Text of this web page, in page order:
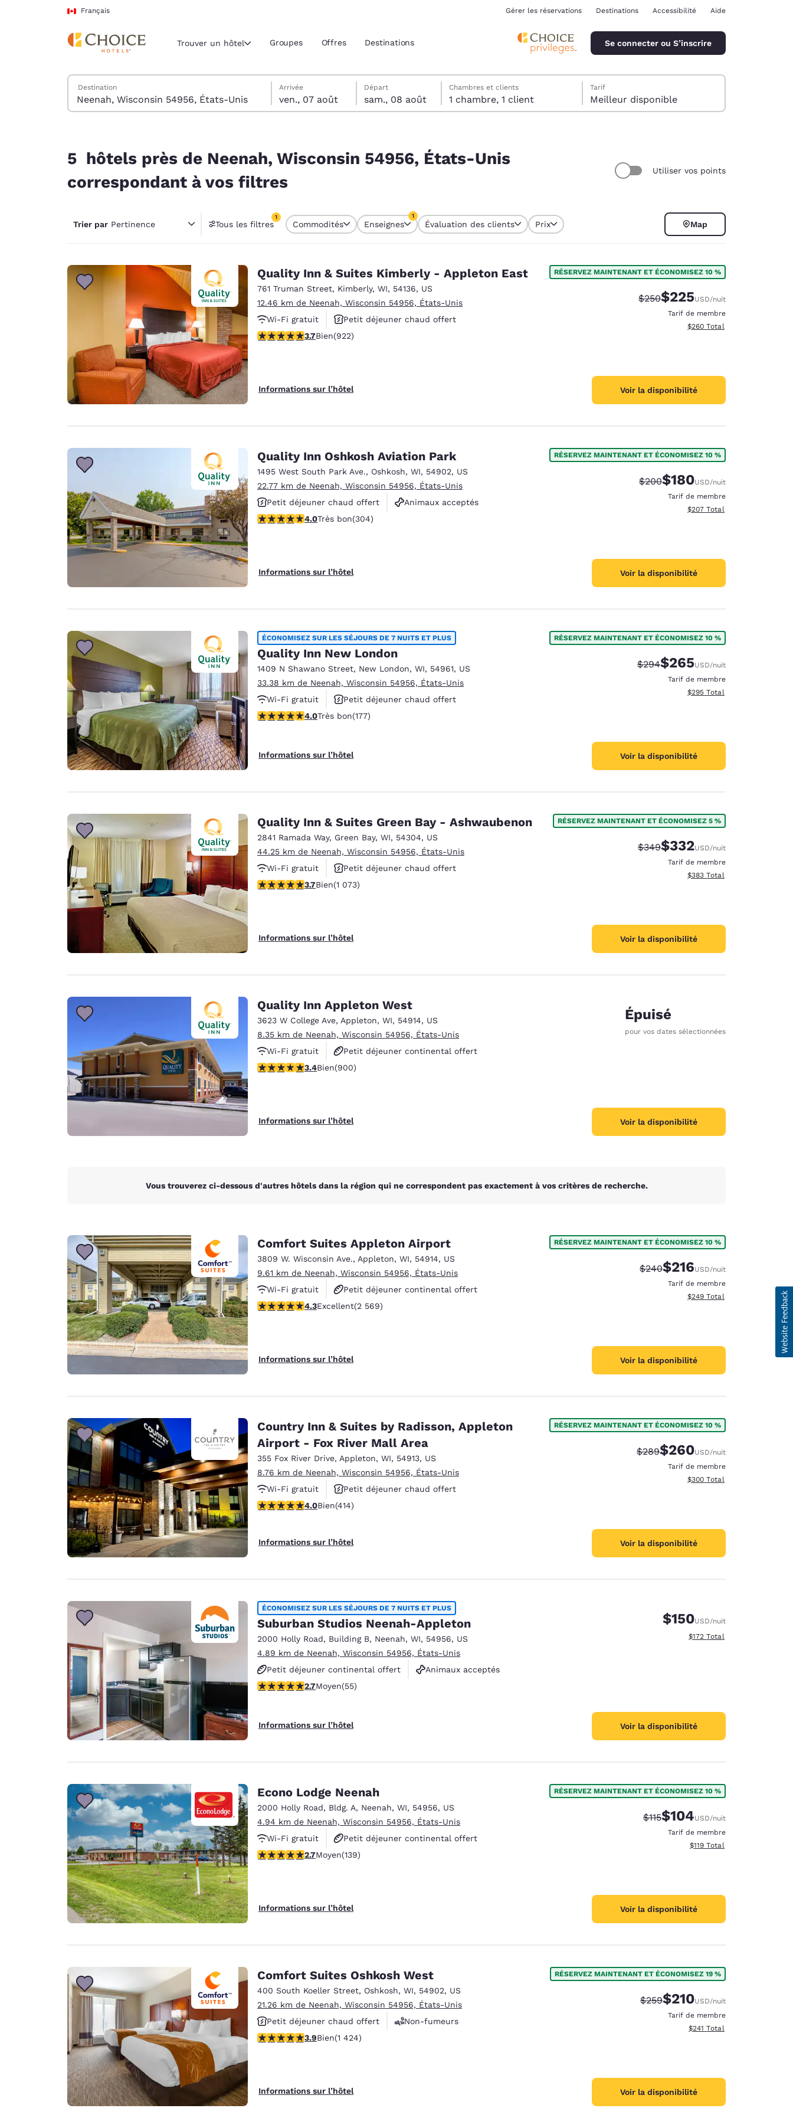
Passer à Contenu Principal
Français
Région et emplacement actuels
Amériques
United States
América Latina Latin America Canada
Canada
Español English
Europe
Deutschland
Deutsch
Germany
Spain
English
Ireland
Asie-Pacifique
Australia
English
India
English
Gérer les réservations Destinations Accessibilité Aide
Trouver un hôtel Groupes Offres Destinations Se connecter ou S’inscrire
Trouver des hôtels
Destination
vendredi 7 août
Arrivée
ven., 07 août
samedi 8 août
Départ
sam., 08 août
Date de départ sélectionnée au samedi 8 août
Date d’arrivée sélectionnée au vendredi 7 août
Chambres et clients
1 chambre, 1 client
Tarif
Meilleur disponible
5 hôtels près de Neenah, Wisconsin 54956, États-Unis
correspondant à vos filtres
Utiliser vos points
Trier par Pertinence Tous les filtres
1
1 filtre actuellement sélectionné
Commodités Enseignes
1
Évaluation des clients Prix Map
Quality Inn & Suites Kimberly - Appleton East
761 Truman Street, Kimberly, WI, 54136, US
12.46 km de Neenah, Wisconsin 54956, États-Unis
Wi-Fi gratuit
Petit déjeuner chaud offert
Animaux acceptés
3.74 étoiles. Bien. 922 commentaires
3.7Bien(922)
Informations sur l’hôtel
RÉSERVEZ MAINTENANT ET ÉCONOMISEZ 10 %
Tarif barré :
$250Tarif réduit :
$225USD/nuit
Tarif de membre
Afficher les détails totaux
$260 Total
Voir la disponibilité
Quality Inn Oshkosh Aviation Park
1495 West South Park Ave., Oshkosh, WI, 54902, US
22.77 km de Neenah, Wisconsin 54956, États-Unis
Petit déjeuner chaud offert
Animaux acceptés
Non-fumeurs
4.01 étoiles. Très bon. 304 commentaires
4.0Très bon(304)
Informations sur l’hôtel
RÉSERVEZ MAINTENANT ET ÉCONOMISEZ 10 %
Tarif barré :
$200Tarif réduit :
$180USD/nuit
Tarif de membre
Afficher les détails totaux
$207 Total
Voir la disponibilité
ÉCONOMISEZ SUR LES SÉJOURS DE 7 NUITS ET PLUS
Quality Inn New London
1409 N Shawano Street, New London, WI, 54961, US
33.38 km de Neenah, Wisconsin 54956, États-Unis
Wi-Fi gratuit
Petit déjeuner chaud offert
Animaux acceptés
4.03 étoiles. Très bon. 177 commentaires
4.0Très bon(177)
Informations sur l’hôtel
RÉSERVEZ MAINTENANT ET ÉCONOMISEZ 10 %
Tarif barré :
$294Tarif réduit :
$265USD/nuit
Tarif de membre
Afficher les détails totaux
$295 Total
Voir la disponibilité
Quality Inn & Suites Green Bay - Ashwaubenon
2841 Ramada Way, Green Bay, WI, 54304, US
44.25 km de Neenah, Wisconsin 54956, États-Unis
Wi-Fi gratuit
Petit déjeuner chaud offert
Animaux acceptés
3.66 étoiles. Bien. 1073 commentaires
3.7Bien(1 073)
Informations sur l’hôtel
RÉSERVEZ MAINTENANT ET ÉCONOMISEZ 5 %
Tarif barré :
$349Tarif réduit :
$332USD/nuit
Tarif de membre
Afficher les détails totaux
$383 Total
Voir la disponibilité
Quality Inn Appleton West
3623 W College Ave, Appleton, WI, 54914, US
8.35 km de Neenah, Wisconsin 54956, États-Unis
Wi-Fi gratuit
Petit déjeuner continental offert
Animaux acceptés
3.41 étoiles. Bien. 900 commentaires
3.4Bien(900)
Informations sur l’hôtel
Épuisé
pour vos dates sélectionnées
Voir la disponibilité
Vous trouverez ci-dessous d'autres hôtels dans la région qui ne correspondent pas exactement à vos critères de recherche.
Comfort Suites Appleton Airport
3809 W. Wisconsin Ave., Appleton, WI, 54914, US
9.61 km de Neenah, Wisconsin 54956, États-Unis
Wi-Fi gratuit
Petit déjeuner continental offert
Petit déjeuner chaud offert
4.25 étoiles. Excellent. 2569 commentaires
4.3Excellent(2 569)
Informations sur l’hôtel
RÉSERVEZ MAINTENANT ET ÉCONOMISEZ 10 %
Tarif barré :
$240Tarif réduit :
$216USD/nuit
Tarif de membre
Afficher les détails totaux
$249 Total
Voir la disponibilité
Country Inn & Suites by Radisson, Appleton
Airport - Fox River Mall Area
355 Fox River Drive, Appleton, WI, 54913, US
8.76 km de Neenah, Wisconsin 54956, États-Unis
Wi-Fi gratuit
Petit déjeuner chaud offert
Animaux acceptés
3.96 étoiles. Bien. 414 commentaires
4.0Bien(414)
Informations sur l’hôtel
RÉSERVEZ MAINTENANT ET ÉCONOMISEZ 10 %
Tarif barré :
$289Tarif réduit :
$260USD/nuit
Tarif de membre
Afficher les détails totaux
$300 Total
Voir la disponibilité
ÉCONOMISEZ SUR LES SÉJOURS DE 7 NUITS ET PLUS
Suburban Studios Neenah-Appleton
2000 Holly Road, Building B, Neenah, WI, 54956, US
4.89 km de Neenah, Wisconsin 54956, États-Unis
Petit déjeuner continental offert
Animaux acceptés
Non-fumeurs
2.71 étoiles. Moyen. 55 commentaires
2.7Moyen(55)
Informations sur l’hôtel
$150USD/nuit
Afficher les détails totaux
$172 Total
Voir la disponibilité
Econo Lodge Neenah
2000 Holly Road, Bldg. A, Neenah, WI, 54956, US
4.94 km de Neenah, Wisconsin 54956, États-Unis
Wi-Fi gratuit
Petit déjeuner continental offert
Animaux acceptés
2.68 étoiles. Moyen. 139 commentaires
2.7Moyen(139)
Informations sur l’hôtel
RÉSERVEZ MAINTENANT ET ÉCONOMISEZ 10 %
Tarif barré :
$115Tarif réduit :
$104USD/nuit
Tarif de membre
Afficher les détails totaux
$119 Total
Voir la disponibilité
Comfort Suites Oshkosh West
400 South Koeller Street, Oshkosh, WI, 54902, US
21.26 km de Neenah, Wisconsin 54956, États-Unis
Petit déjeuner chaud offert
Non-fumeurs
Centre de conditionnement physique
3.87 étoiles. Bien. 1424 commentaires
3.9Bien(1 424)
Informations sur l’hôtel
RÉSERVEZ MAINTENANT ET ÉCONOMISEZ 19 %
Tarif barré :
$259Tarif réduit :
$210USD/nuit
Tarif de membre
Afficher les détails totaux
$241 Total
Voir la disponibilité